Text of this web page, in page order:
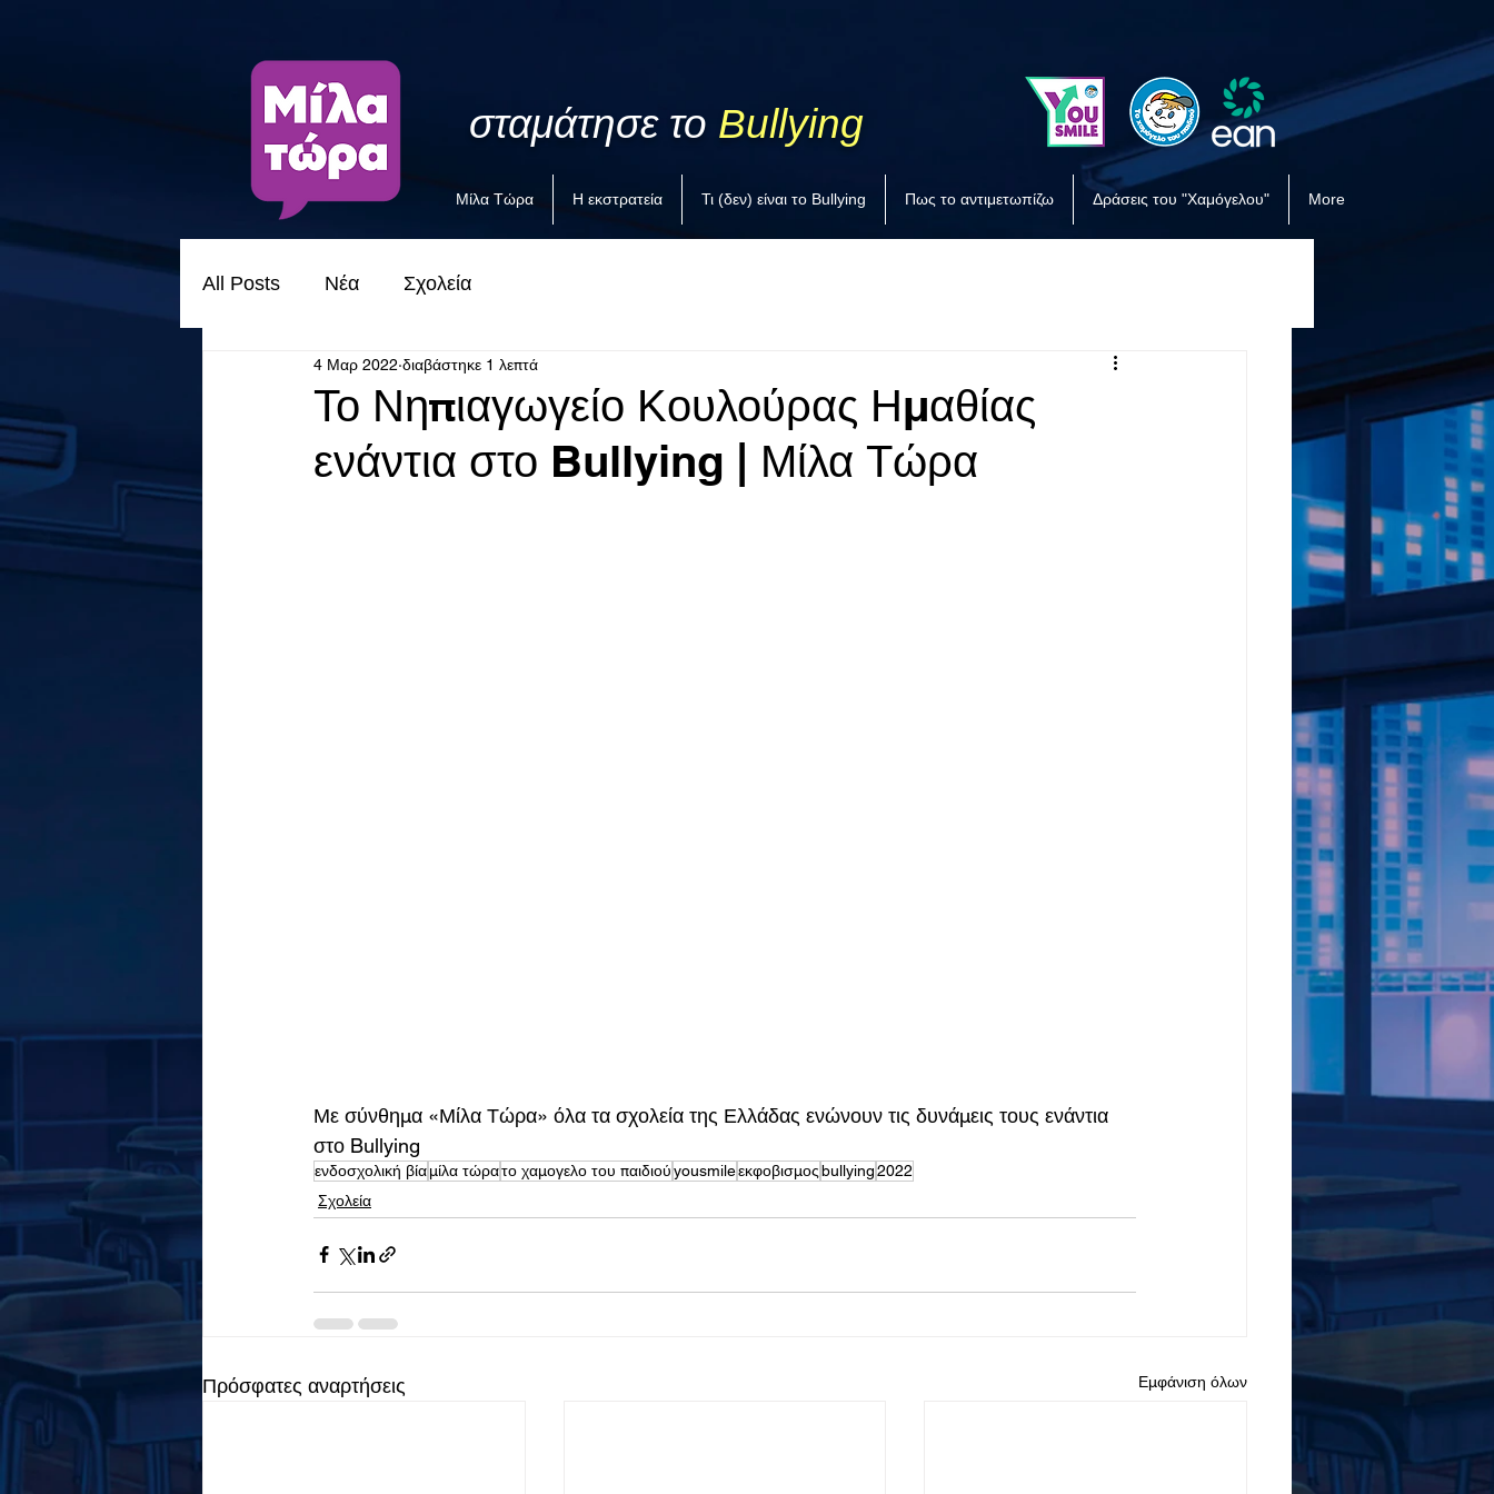
σταμάτησε το Bullying
Μίλα Τώρα Η εκστρατεία Τι (δεν) είναι το Bullying Πως το αντιμετωπίζω Δράσεις του "Χαμόγελου" More
All Posts Νέα Σχολεία
Το Νηπιαγωγείο Κουλούρας Ημαθίας
ενάντια στο Bullying | Μίλα Τώρα
4 Μαρ 2022 διαβάστηκε 1 λεπτά
Με σύνθημα «Μίλα Τώρα» όλα τα σχολεία της Ελλάδας ενώνουν τις δυνάμεις τους ενάντια
στο Bullying
ενδοσχολική βίαμίλα τώρατο χαμογελο του παιδιούyousmileεκφοβισμοςbullying2022
Σχολεία
Πρόσφατες αναρτήσεις Εμφάνιση όλων